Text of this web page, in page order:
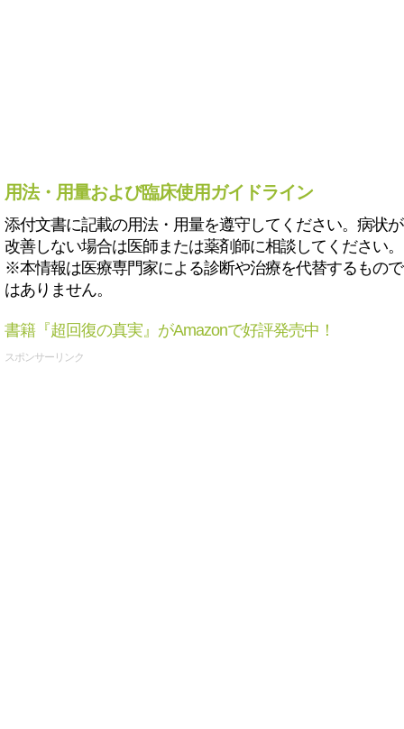
用法・用量および臨床使用ガイドライン
添付文書に記載の用法・用量を遵守してください。病状が
改善しない場合は医師または薬剤師に相談してください。
※本情報は医療専門家による診断や治療を代替するもので
はありません。
書籍『超回復の真実』がAmazonで好評発売中！
スポンサーリンク